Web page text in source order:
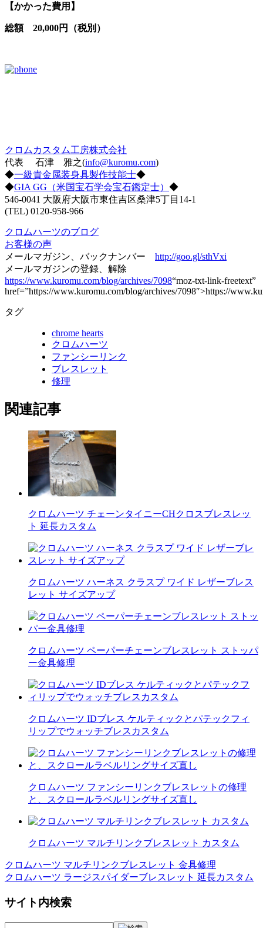
【かかった費用】
総額 20,000円（税別）
クロムカスタム工房株式会社
代表 石津 雅之(info@kuromu.com)
◆一級貴金属装身具製作技能士◆
◆GIA GG（米国宝石学会宝石鑑定士） ◆
546-0041 大阪府大阪市東住吉区桑津5丁目14-1
(TEL) 0120-958-966
クロムハーツのブログ
お客様の声
メールマガジン、バックナンバー http://goo.gl/sthVxi
メールマガジンの登録、解除
https://www.kuromu.com/blog/archives/7098“moz-txt-link-freetext”
href=”https://www.kuromu.com/blog/archives/7098″>https://
タグ
chrome hearts
クロムハーツ
ファンシーリンク
ブレスレット
修理
関連記事
クロムハーツ チェーンタイニーCHクロスブレスレッ
ト 延長カスタム
クロムハーツ ハーネス クラスプ ワイド レザーブレス
レット サイズアップ
クロムハーツ ペーパーチェーンブレスレット ストッパ
ー金具修理
クロムハーツ IDブレス ケルティックとパテックフィ
リップでウォッチブレスカスタム
クロムハーツ ファンシーリンクブレスレットの修理
と、スクロールラベルリングサイズ直し
クロムハーツ マルチリンクブレスレット カスタム
投
ナ
ビ
クロムハーツ マルチリンクブレスレット 金具修理
クロムハーツ ラージスパイダーブレスレット 延長カスタム
サイト内検索